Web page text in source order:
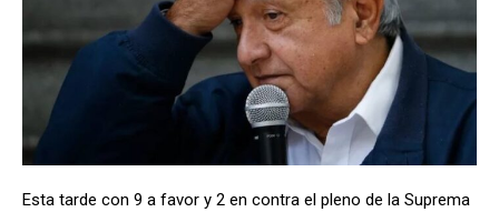
Esta tarde con 9 a favor y 2 en contra el pleno de la Suprema